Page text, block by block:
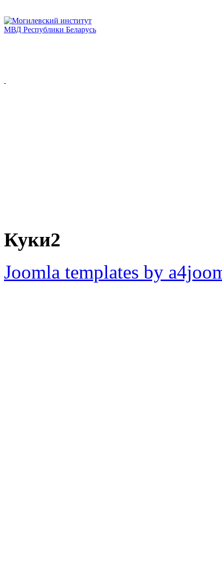
Куки2
Joomla templates by